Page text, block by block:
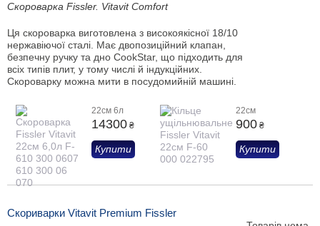
Скороварка Fissler. Vitavit Comfort
Ця скороварка виготовлена з високоякісної 18/10
нержавіючої сталі. Має двопозиційний клапан,
безпечну ручку та дно CookStar, що підходить для
всіх типів плит, у тому числі й індукційних.
Скороварку можна мити в посудомийній машині.
22см 6л
14300 ₴
Купити
22см
900 ₴
Купити
Скориварки Vitavit Premium Fissler